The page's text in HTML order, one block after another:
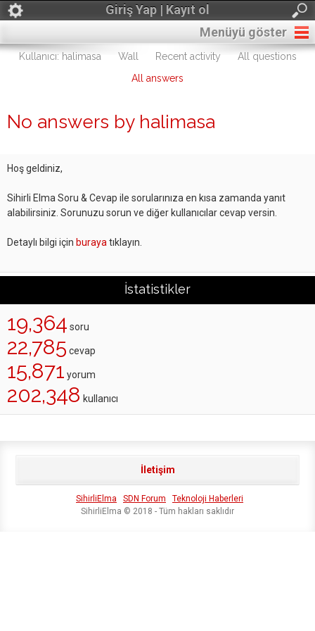
Giriş Yap | Kayıt ol
Menüyü göster
Kullanıcı: halimasa Wall Recent activity
All questions
All answers
No answers by halimasa
Hoş geldiniz,
Sihirli Elma Soru & Cevap ile sorularınıza en kısa zamanda yanıt
alabilirsiniz. Sorunuzu sorun ve diğer kullanıcılar cevap versin.
Detaylı bilgi için buraya tıklayın.
İstatistikler
19,364 soru
22,785 cevap
15,871 yorum
202,348 kullanıcı
İletişim
SihirliElma SDN Forum
Teknoloji Haberleri
SihirliElma © 2018 - Tüm hakları saklıdır